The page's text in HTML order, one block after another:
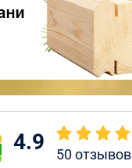
4.9 50отзывов